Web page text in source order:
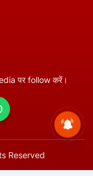
पर follow करें।
Reserved